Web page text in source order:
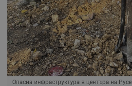
Опасна инфраструктура в центъра на Русе